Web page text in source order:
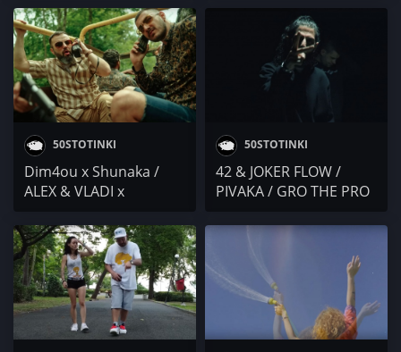
x Черния Тони / V:RGO
x FYRE "БУТАМ"
Backstage
(Da Boyz) / БОРО
ПЪРВИ @ 4BARS
50STOTINKI
Dim4ou x Shunaka /
ALEX & VLADI x
(YBBY) / PIVAKA / Sarafa
/ DIDEISHAN
CORPORATION
50STOTINKI
42 & JOKER FLOW /
PIVAKA / GRO THE PRO
с РАП И ЧУК